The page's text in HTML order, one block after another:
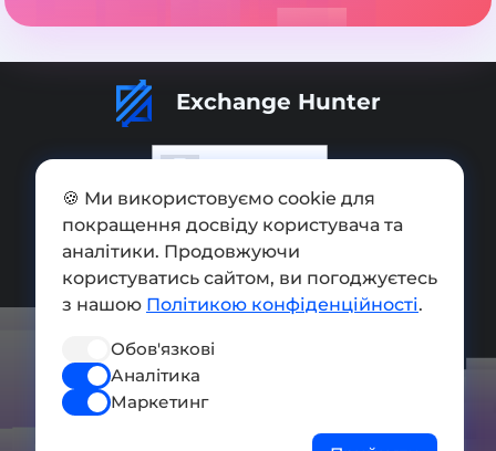
Exchange Hunter
Додати обмінник
Мапа сайту
Press kit
Умови використання
🍪 Ми використовуємо cookie для
покращення досвіду користувача та
аналітики. Продовжуючи
користуватись сайтом, ви погоджуєтесь
з нашою Політикою конфіденційності.
Обов'язкові
Аналітика
Маркетинг